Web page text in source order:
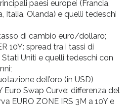
paesi europei (Francia,
Italia, Olanda) e quelli tedeschi
di cambio euro/dollaro;
10Y: spread tra i tassi di
Uniti e quelli tedeschi con
dell’oro (in USD)
Euro Swap Curve: differenza del
EURO ZONE IRS 3M a 10Y e